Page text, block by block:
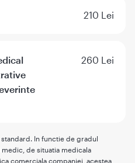
210 Lei
260 Lei
In functie de gradul
de situatia medicala
comerciala companiei, acestea